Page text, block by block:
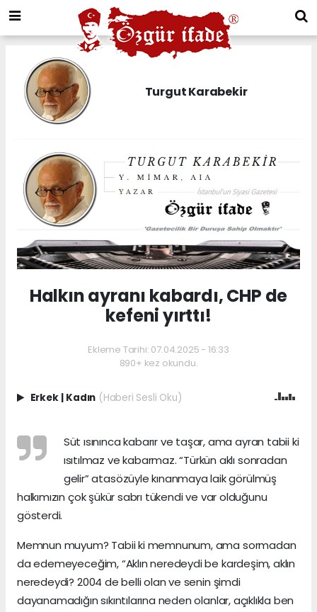
Turgut Karabekir
Halkın ayranı kabardı, CHP de
kefeni yırttı!
Ekleme Tarihi: 07.04.2025 - 16:33
890+ kez okundu.
Erkek | Kadın (Haberi Sesli Oku)
Süt ısınınca kabarır ve taşar, ama ayran tabii ki
ısıtılmaz ve kabarmaz. “Türkün aklı sonradan
gelir” atasözüyle kınanmaya laik görülmüş
halkımızın çok şükür sabrı tükendi ve var olduğunu
gösterdi.
Memnun muyum? Tabii ki memnunum, ama sormadan
da edemeyeceğim, “Aklın neredeydi be kardeşim, aklın
neredeydi? 2004 de belli olan ve senin şimdi
dayanamadığın sıkıntılarına neden olanlar, açıklıkla ben